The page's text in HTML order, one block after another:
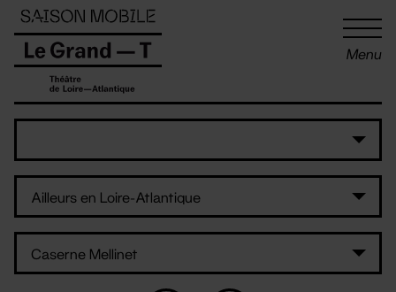
Menu
Panneau de gestion des cookies